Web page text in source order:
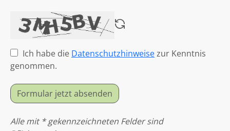
Ich habe die Datenschutzhinweisezur Kenntnis
genommen.
Formular jetzt absenden
Alle mit * gekennzeichneten Felder sind